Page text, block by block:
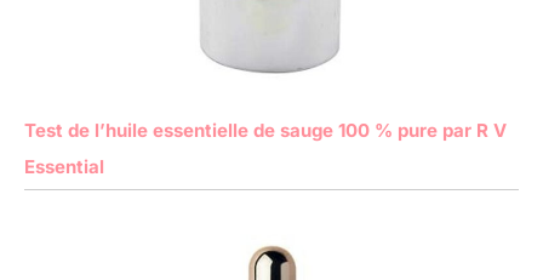
Test de l’huile essentielle de sauge 100 % pure par R V
Essential